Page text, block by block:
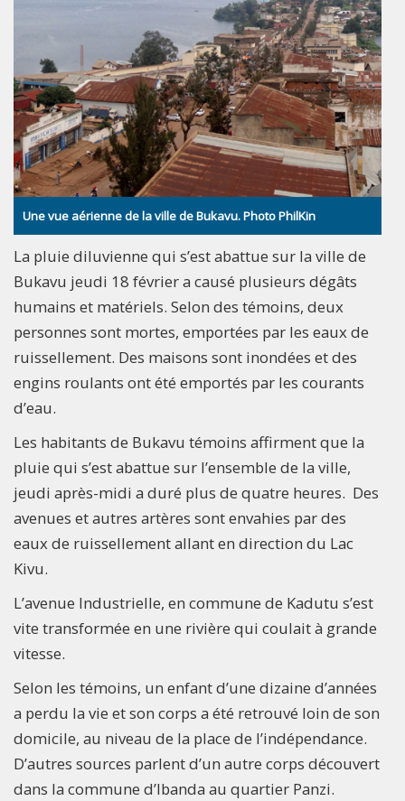
Une vue aérienne de la ville de Bukavu. Photo PhilKin
La pluie diluvienne qui s’est abattue sur la ville de
Bukavu jeudi 18 février a causé plusieurs dégâts
humains et matériels. Selon des témoins, deux
personnes sont mortes, emportées par les eaux de
ruissellement. Des maisons sont inondées et des
engins roulants ont été emportés par les courants
d’eau.
Les habitants de Bukavu témoins affirment que la
pluie qui s’est abattue sur l’ensemble de la ville,
jeudi après-midi a duré plus de quatre heures. Des
avenues et autres artères sont envahies par des
eaux de ruissellement allant en direction du Lac
Kivu.
L’avenue Industrielle, en commune de Kadutu s’est
vite transformée en une rivière qui coulait à grande
vitesse.
Selon les témoins, un enfant d’une dizaine d’années
a perdu la vie et son corps a été retrouvé loin de son
domicile, au niveau de la place de l’indépendance.
D’autres sources parlent d’un autre corps découvert
dans la commune d’Ibanda au quartier Panzi.